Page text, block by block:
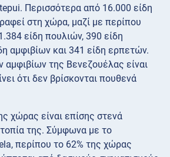
Περισσότερα από 16.000 είδη
στη χώρα, μαζί με περίπου
είδη πουλιών, 390 είδη
αμφιβίων και 341 είδη ερπετών.
αμφιβίων της Βενεζουέλας είναι
ότι δεν βρίσκονται πουθενά
χώρας είναι επίσης στενά
της. Σύμφωνα με το
περίπου το 62% της χώρας